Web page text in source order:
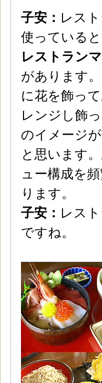
子安： レス
使っている
レストラン
があります
に花を飾っ
レンジし飾
のイメージ
と思います
ュー構成を
ります。
子安： レス
ですね。